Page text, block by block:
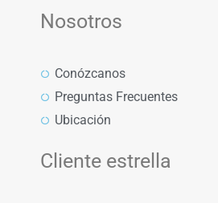
Nosotros
Conózcanos
Preguntas Frecuentes
Ubicación
Cliente estrella